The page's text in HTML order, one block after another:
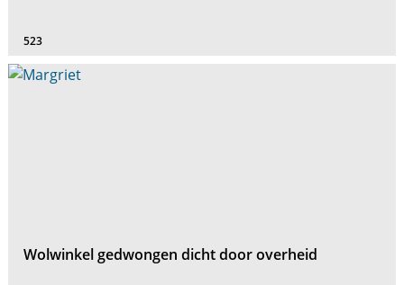
523
Wolwinkel gedwongen dicht door overheid